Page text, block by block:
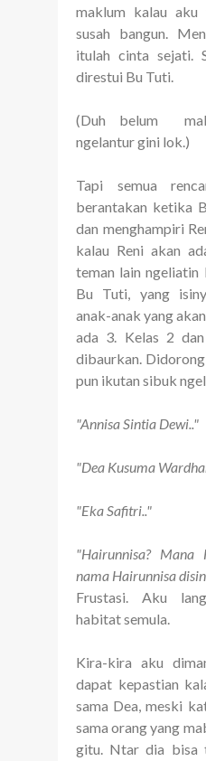
maklum kalau
susah bangun.
itulah cinta sejati.
direstui Bu Tuti.
(Duh belum
ngelantur gini lok.)
Tapi semua
berantakan ketika
dan menghampiri
kalau Reni akan
teman lain ngeliatin
Bu Tuti, yang
anak-anak yang
ada 3. Kelas 2
dibaurkan. Didorong
pun ikutan sibuk
"Annisa Sintia Dewi.."
"Dea Kusuma
"Eka Safitri.."
"Hairunnisa? Mana
nama Hairunnisa
Frustasi. Aku
habitat semula.
Kira-kira aku
dapat kepastian
sama Dea, meski
sama orang yang
gitu. Ntar dia bisa